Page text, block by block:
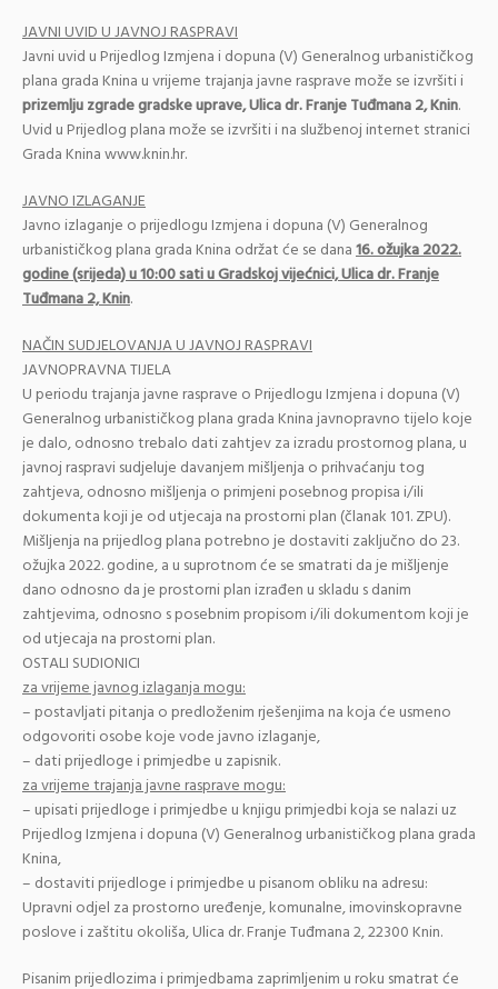
JAVNI UVID U JAVNOJ RASPRAVI
Javni uvid u Prijedlog Izmjena i dopuna (V) Generalnog urbanističkog
plana grada Knina u vrijeme trajanja javne rasprave može se izvršiti i
prizemlju zgrade gradske uprave, Ulica dr. Franje Tuđmana 2, Knin.
Uvid u Prijedlog plana može se izvršiti i na službenoj internet stranici
Grada Knina www.knin.hr.
JAVNO IZLAGANJE
Javno izlaganje o prijedlogu Izmjena i dopuna (V) Generalnog
urbanističkog plana grada Knina održat će se dana16. ožujka 2022.
godine (srijeda) u 10:00 sati u Gradskoj vijećnici, Ulica dr. Franje
Tuđmana 2, Knin.
NAČIN SUDJELOVANJA U JAVNOJ RASPRAVI
JAVNOPRAVNA TIJELA
U periodu trajanja javne rasprave o Prijedlogu Izmjena i dopuna (V)
Generalnog urbanističkog plana grada Knina javnopravno tijelo koje
je dalo, odnosno trebalo dati zahtjev za izradu prostornog plana, u
javnoj raspravi sudjeluje davanjem mišljenja o prihvaćanju tog
zahtjeva, odnosno mišljenja o primjeni posebnog propisa i/ili
dokumenta koji je od utjecaja na prostorni plan (članak 101. ZPU).
Mišljenja na prijedlog plana potrebno je dostaviti zaključno do 23.
ožujka 2022. godine, a u suprotnom će se smatrati da je mišljenje
dano odnosno da je prostorni plan izrađen u skladu s danim
zahtjevima, odnosno s posebnim propisom i/ili dokumentom koji je
od utjecaja na prostorni plan.
OSTALI SUDIONICI
za vrijeme javnog izlaganja mogu:
– postavljati pitanja o predloženim rješenjima na koja će usmeno
odgovoriti osobe koje vode javno izlaganje,
– dati prijedloge i primjedbe u zapisnik.
za vrijeme trajanja javne rasprave mogu:
– upisati prijedloge i primjedbe u knjigu primjedbi koja se nalazi uz
Prijedlog Izmjena i dopuna (V) Generalnog urbanističkog plana grada
Knina,
– dostaviti prijedloge i primjedbe u pisanom obliku na adresu:
Upravni odjel za prostorno uređenje, komunalne, imovinskopravne
poslove i zaštitu okoliša, Ulica dr. Franje Tuđmana 2, 22300 Knin.
Pisanim prijedlozima i primjedbama zaprimljenim u roku smatrat će